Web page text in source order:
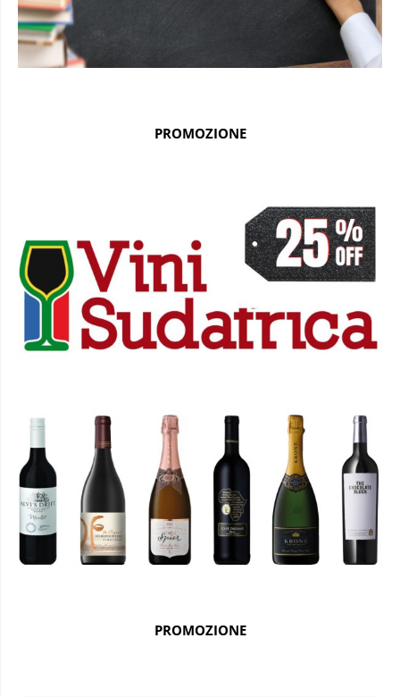
PROMOZIONE
PROMOZIONE